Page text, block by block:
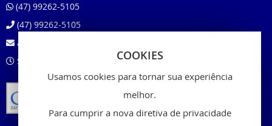
COOKIES
Usamos cookies para tornar sua experiência
melhor.
Para cumprir a nova diretiva de privacidade
(47) 99262-5105
(47) 99262-5105
atendimento@beloshop.com.br
Segunda à Sexta das 8:00 às 18:00